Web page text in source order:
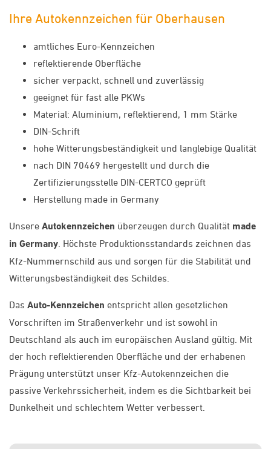
Ihre Autokennzeichen für Oberhausen
amtliches Euro-Kennzeichen
reflektierende Oberfläche
sicher verpackt, schnell und zuverlässig
geeignet für fast alle PKWs
Material: Aluminium, reflektierend, 1 mm Stärke
DIN-Schrift
hohe Witterungsbeständigkeit und langlebige Qualität
nach DIN 70469 hergestellt und durch die
Zertifizierungsstelle DIN-CERTCO geprüft
Herstellung made in Germany
Unsere Autokennzeichen überzeugen durch Qualität made
in Germany . Höchste Produktionsstandards zeichnen das
Kfz-Nummernschild aus und sorgen für die Stabilität und
Witterungsbeständigkeit des Schildes.
Das Auto-Kennzeichen entspricht allen gesetzlichen
Vorschriften im Straßenverkehr und ist sowohl in
Deutschland als auch im europäischen Ausland gültig. Mit
der hoch reflektierenden Oberfläche und der erhabenen
Prägung unterstützt unser Kfz-Autokennzeichen die
passive Verkehrssicherheit, indem es die Sichtbarkeit bei
Dunkelheit und schlechtem Wetter verbessert.